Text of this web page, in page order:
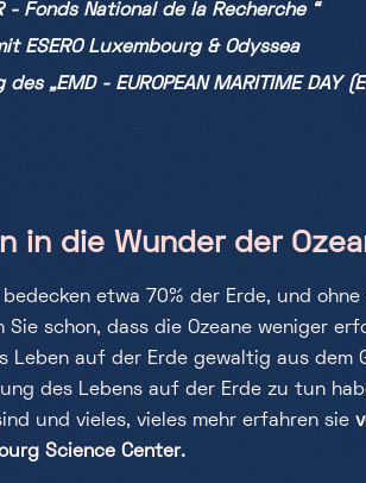
- Fonds National de la Recherche “
ESERO Luxembourg & Odyssea
„EMD - EUROPEAN MARITIME DAY
in die Wunder der
etwa 70% der Erde, und
schon, dass die Ozeane weniger
Leben auf der Erde gewaltig aus dem
des Lebens auf der Erde zu tun
und vieles, vieles mehr erfahren sie
Science Center.